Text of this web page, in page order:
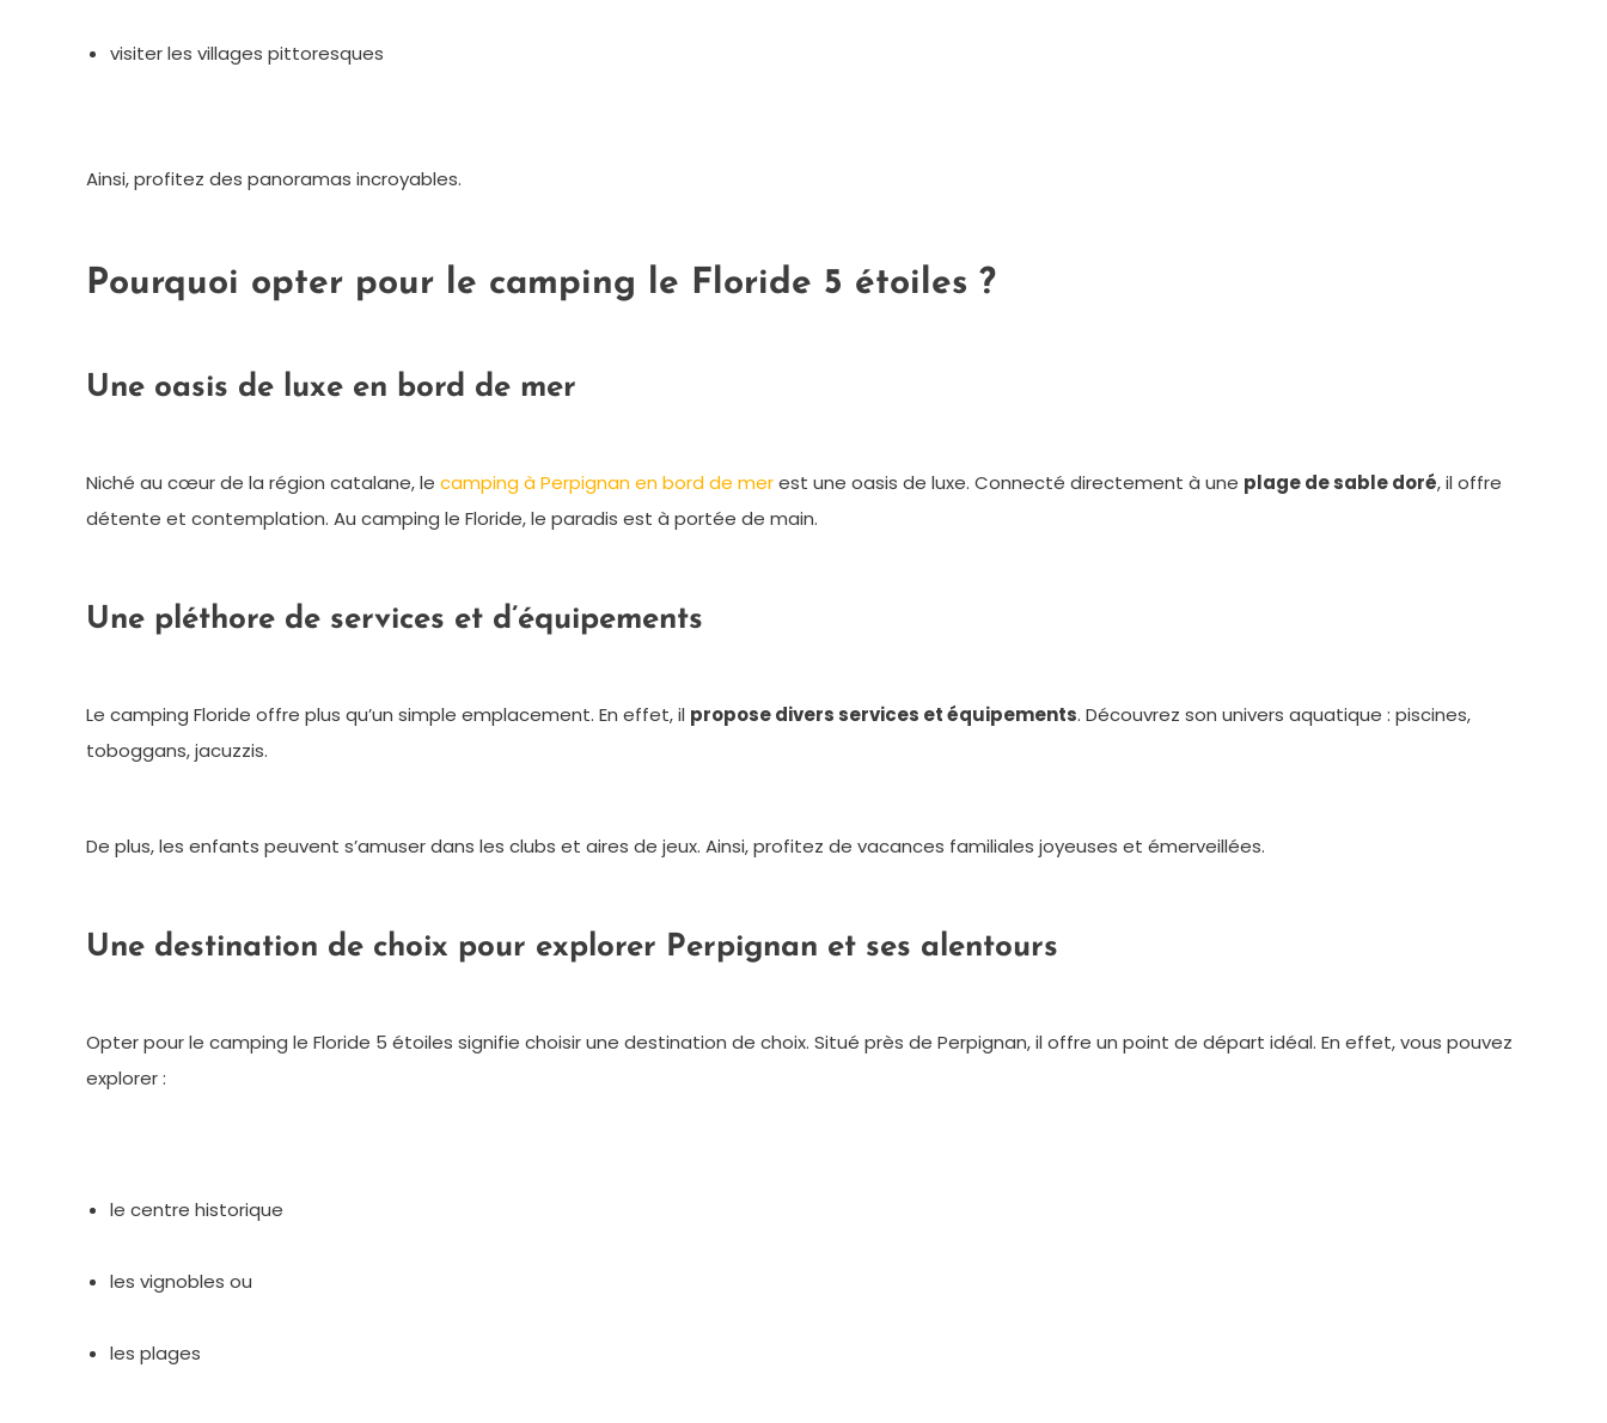
visiter les villages pittoresques
Ainsi, profitez des panoramas incroyables.
Pourquoi opter pour le camping le Floride 5 étoiles ?
Une oasis de luxe en bord de mer
Niché au cœur de la région catalane, le camping à Perpignan en bord de merest une oasis de luxe. Connecté directement à une plage de sable doré, il offre
détente et contemplation. Au camping le Floride, le paradis est à portée de main.
Une pléthore de services et d’équipements
Le camping Floride offre plus qu’un simple emplacement. En effet, il propose divers services et équipements. Découvrez son univers aquatique : piscines,
toboggans, jacuzzis.
De plus, les enfants peuvent s’amuser dans les clubs et aires de jeux. Ainsi, profitez de vacances familiales joyeuses et émerveillées.
Une destination de choix pour explorer Perpignan et ses alentours
Opter pour le camping le Floride 5 étoiles signifie choisir une destination de choix. Situé près de Perpignan, il offre un point de départ idéal. En effet, vous pouvez
explorer :
le centre historique
les vignobles ou
les plages